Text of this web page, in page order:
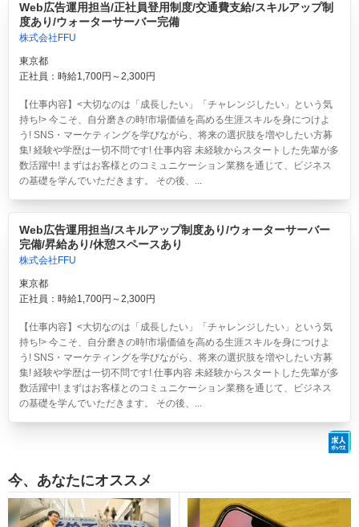
Web広告運用担当/正社員登用制度/交通費支給/スキルアップ制
度あり/ウォーターサーバー完備
株式会社FFU
東京都
正社員：時給1,700円～2,300円
【仕事内容】<大切なのは「成長したい」「チャレンジしたい」という気
持ち!> 今こそ、自分磨きの時!市場価値を高める生涯スキルを身につけよ
う! SNS・マーケティングを学びながら、将来の選択肢を増やしたい方募
集! 経験や学歴は一切不問です! 仕事内容 未経験からスタートした先輩が多
数活躍中! まずはお客様とのコミュニケーション業務を通じて、ビジネス
の基礎を学んでいただきます。 その後、...
Web広告運用担当/スキルアップ制度あり/ウォーターサーバー
完備/昇給あり/休憩スペースあり
株式会社FFU
東京都
正社員：時給1,700円～2,300円
【仕事内容】<大切なのは「成長したい」「チャレンジしたい」という気
持ち!> 今こそ、自分磨きの時!市場価値を高める生涯スキルを身につけよ
う! SNS・マーケティングを学びながら、将来の選択肢を増やしたい方募
集! 経験や学歴は一切不問です! 仕事内容 未経験からスタートした先輩が多
数活躍中! まずはお客様とのコミュニケーション業務を通じて、ビジネス
の基礎を学んでいただきます。 その後、...
今、あなたにオススメ